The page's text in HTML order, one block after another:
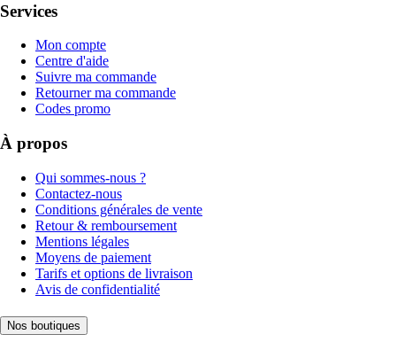
Services
Mon compte
Centre d'aide
Suivre ma commande
Retourner ma commande
Codes promo
À propos
Qui sommes-nous ?
Contactez-nous
Conditions générales de vente
Retour & remboursement
Mentions légales
Moyens de paiement
Tarifs et options de livraison
Avis de confidentialité
Nos boutiques